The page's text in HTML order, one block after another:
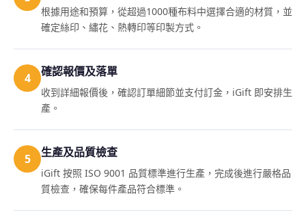
根據用途和預算，從超過1000種布料中選擇合適的材質，並
確定絲印、繡花、熱轉印等印製方式。
4 確認報價及落單
收到詳細報價後，確認訂單細節並支付訂金，iGift 即安排生
產。
5 生產及品質檢查
iGift 按照 ISO 9001 品質標準進行生產，完成後進行嚴格品
質檢查，確保每件產品符合標準。